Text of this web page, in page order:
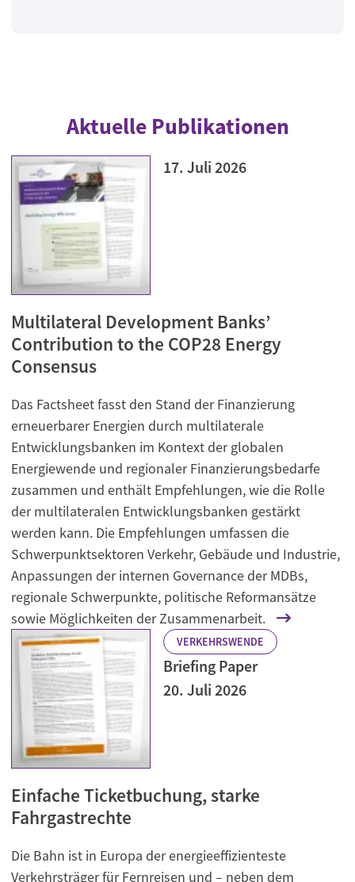
Aktuelle Publikationen
17. Juli 2026
Multilateral Development Banks’
Contribution to the COP28 Energy
Consensus
Das Factsheet fasst den Stand der Finanzierung
erneuerbarer Energien durch multilaterale
Entwicklungsbanken im Kontext der globalen
Energiewende und regionaler Finanzierungsbedarfe
zusammen und enthält Empfehlungen, wie die Rolle
der multilateralen Entwicklungsbanken gestärkt
werden kann. Die Empfehlungen umfassen die
Schwerpunktsektoren Verkehr, Gebäude und Industrie,
Anpassungen der internen Governance der MDBs,
regionale Schwerpunkte, politische Reformansätze
sowie Möglichkeiten der Zusammenarbeit.
VERKEHRSWENDE
Briefing Paper
20. Juli 2026
Einfache Ticketbuchung, starke
Fahrgastrechte
Die Bahn ist in Europa der energieeffizienteste
Verkehrsträger für Fernreisen und – neben dem